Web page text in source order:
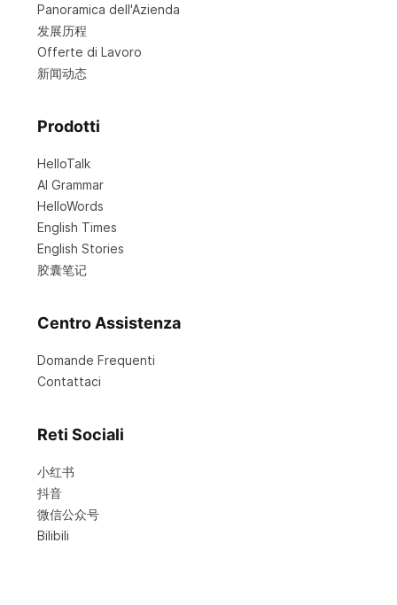
Panoramica dell'Azienda
发展历程
Offerte di Lavoro
新闻动态
Prodotti
HelloTalk
AI Grammar
HelloWords
English Times
English Stories
胶囊笔记
Centro Assistenza
Domande Frequenti
Contattaci
Reti Sociali
小红书
抖音
微信公众号
Bilibili